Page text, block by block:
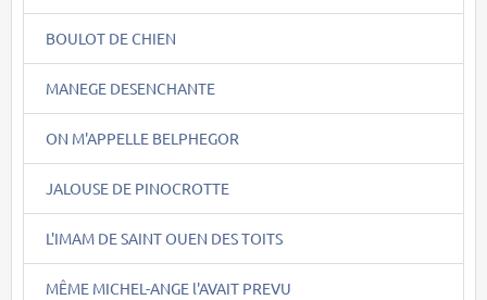
BOULOT DE CHIEN
MANEGE DESENCHANTE
ON M'APPELLE BELPHEGOR
JALOUSE DE PINOCROTTE
L'IMAM DE SAINT OUEN DES TOITS
MÊME MICHEL-ANGE l'AVAIT PREVU